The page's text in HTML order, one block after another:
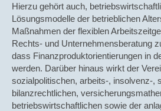
Hierzu gehört auch,
Lösungsmodelle der betrieblichen
Maßnahmen der flexiblen
Rechts- und Unternehmensberatung
dass Finanzproduktorientierungen in
werden. Darüber hinaus wirkt der
sozialpolitischen, arbeits-, insolvenz-,
bilanzrechtlichen,
betriebswirtschaftlichen sowie der